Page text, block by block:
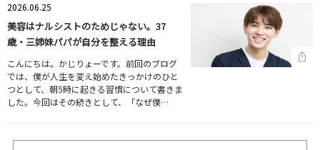
2026.06.25
美容はナルシストのためじゃない。37
歳・三姉妹パパが自分を整える理由
こんにちは。かじりょーです。前回のブログ
では、僕が人生を変え始めたきっかけのひと
つとして、朝5時に起きる習慣について書きま
した。今回はその続きとして、「なぜ僕…